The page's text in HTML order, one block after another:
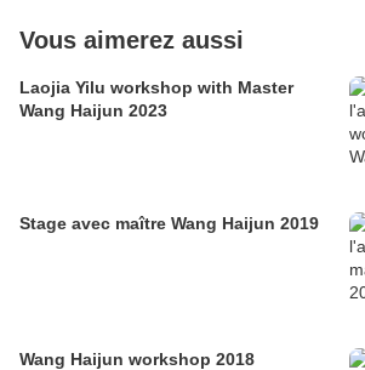
Vous aimerez aussi
Laojia Yilu workshop with Master
Wang Haijun 2023
Stage avec maître Wang Haijun 2019
Wang Haijun workshop 2018